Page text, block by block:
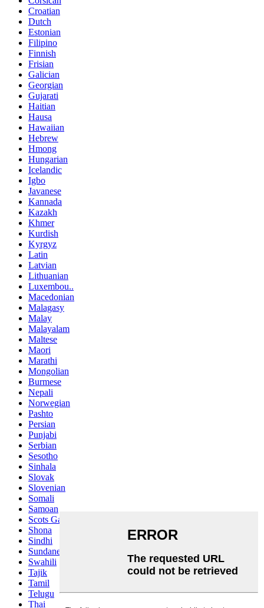
Croatian
Dutch
Estonian
Filipino
Finnish
Frisian
Galician
Georgian
Gujarati
Haitian
Hausa
Hawaiian
Hebrew
Hmong
Hungarian
Icelandic
Igbo
Javanese
Kannada
Kazakh
Khmer
Kurdish
Kyrgyz
Latin
Latvian
Lithuanian
Luxembou..
Macedonian
Malagasy
Malay
Malayalam
Maltese
Maori
Marathi
Mongolian
Burmese
Nepali
Norwegian
Pashto
Persian
Punjabi
Serbian
Sesotho
Sinhala
Slovak
Slovenian
Somali
Samoan
Scots Gaelic
Shona
Sindhi
Sundanese
Swahili
Tajik
Tamil
Telugu
Thai